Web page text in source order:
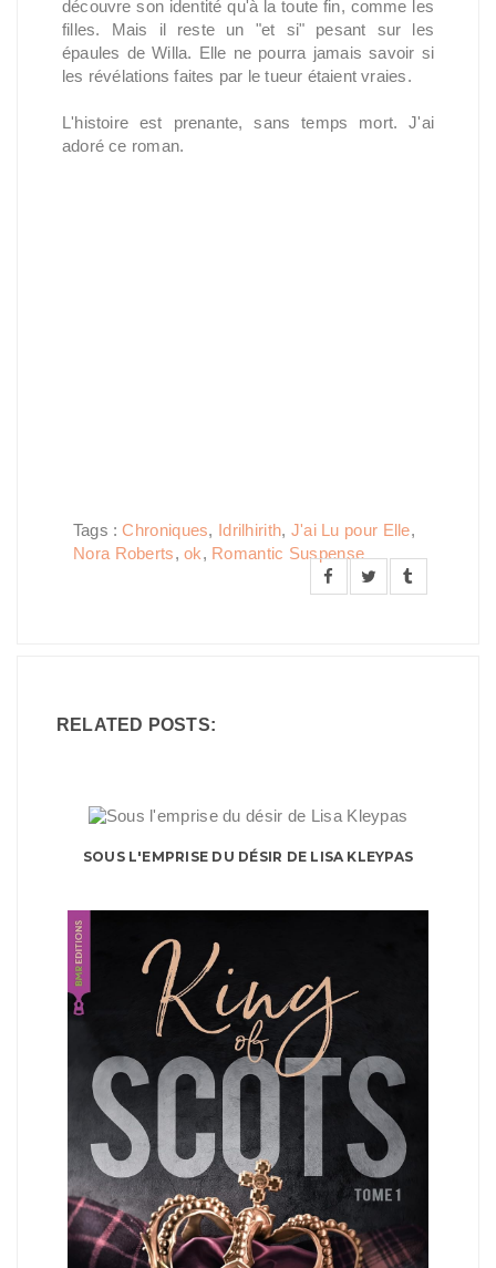
découvre son identité qu'à la toute fin, comme les
filles. Mais il reste un "et si" pesant sur les
épaules de Willa. Elle ne pourra jamais savoir si
les révélations faites par le tueur étaient vraies.
L'histoire est prenante, sans temps mort. J'ai
adoré ce roman.
Tags :Chroniques, Idrilhirith, J'ai Lu pour Elle,
Nora Roberts,ok, Romantic Suspense
RELATED POSTS:
SOUS L'EMPRISE DU DÉSIR DE LISA KLEYPAS